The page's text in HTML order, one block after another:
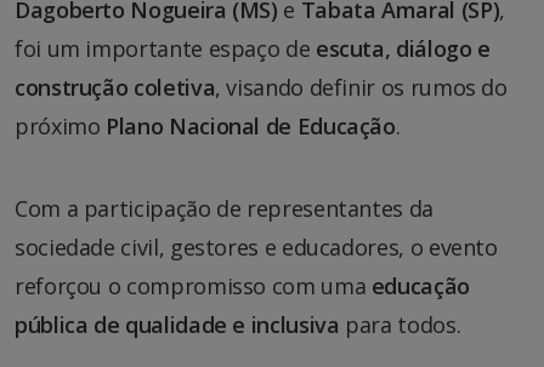
Dagoberto Nogueira (MS) e Tabata Amaral (SP),
foi um importante espaço de escuta, diálogo e
construção coletiva, visando definir os rumos do
próximo Plano Nacional de Educação.
Com a participação de representantes da
sociedade civil, gestores e educadores, o evento
reforçou o compromisso com uma educação
pública de qualidade e inclusiva para todos.